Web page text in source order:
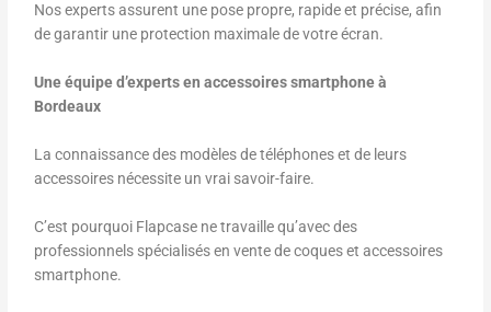
Nos experts assurent une pose propre, rapide et précise, afin
de garantir une protection maximale de votre écran.
Une équipe d’experts en accessoires smartphone à
Bordeaux
La connaissance des modèles de téléphones et de leurs
accessoires nécessite un vrai savoir-faire.
C’est pourquoi Flapcase ne travaille qu’avec des
professionnels spécialisés en vente de coques et accessoires
smartphone.